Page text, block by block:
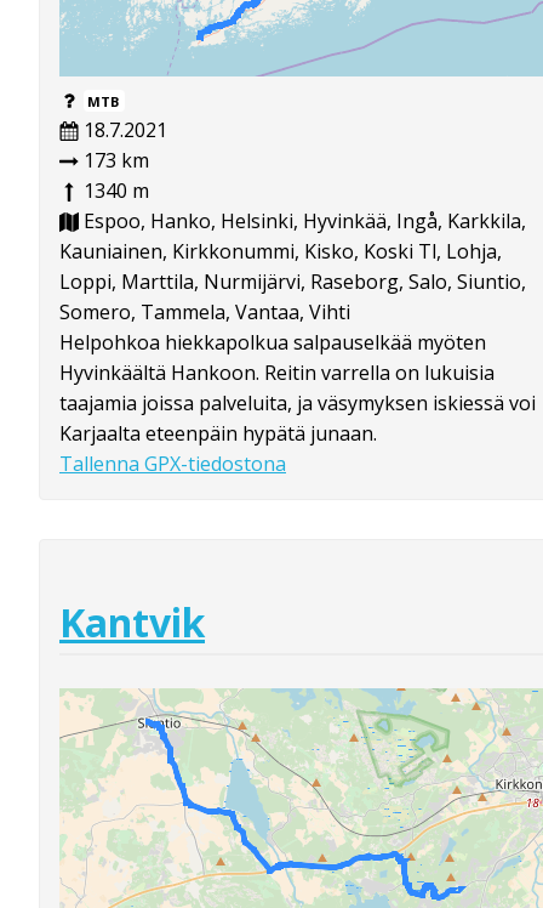
MTB
18.7.2021
173 km
1340 m
Espoo, Hanko, Helsinki, Hyvinkää, Ingå, Karkkila,
Kauniainen, Kirkkonummi, Kisko, Koski Tl, Lohja,
Loppi, Marttila, Nurmijärvi, Raseborg, Salo, Siuntio,
Somero, Tammela, Vantaa, Vihti
Helpohkoa hiekkapolkua salpauselkää myöten
Hyvinkäältä Hankoon. Reitin varrella on lukuisia
taajamia joissa palveluita, ja väsymyksen iskiessä voi
Karjaalta eteenpäin hypätä junaan.
Tallenna GPX-tiedostona
Kantvik